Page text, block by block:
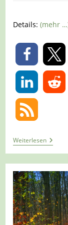
Details:(mehr
WeiterlesenTour
1400
–
–
Den